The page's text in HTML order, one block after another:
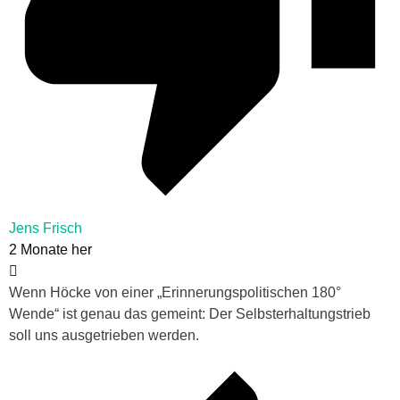
Jens Frisch
2 Monate her
Wenn Höcke von einer „Erinnerungspolitischen 180°
Wende“ ist genau das gemeint: Der Selbsterhaltungstrieb
soll uns ausgetrieben werden.